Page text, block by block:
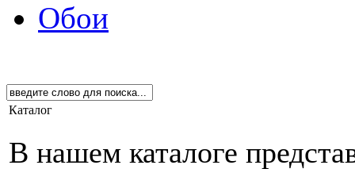
Обои
Каталог
В нашем каталоге